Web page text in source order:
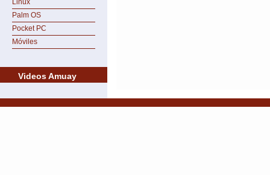
Linux
Palm OS
Pocket PC
Móviles
Videos Amuay